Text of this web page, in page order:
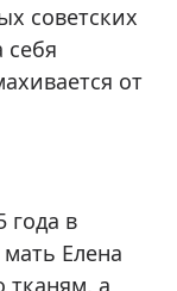
советских
себя
от
года в
Елена
тканям, а